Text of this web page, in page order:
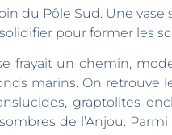
du Pôle Sud. Une
pour former les
frayait un chemin,
marins. On retrouve
graptolites
de l’Anjou.